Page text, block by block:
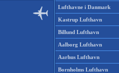
Lufthavne i Danmark
Kastrup Lufthavn
Billund Lufthavn
Aalborg Lufthavn
Aarhus Lufthavn
Bornholms Lufthavn